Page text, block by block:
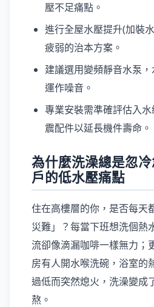
壓不足痛點。
進行全屋水壓提升(加裝
疲弱的治本方案。
建議選用變頻靜音水泵
運作噪音。
專業安裝需準確評估入
震配件以延長機件壽命。
為什麼洗澡總是忽
戶的低水壓痛點
住在高樓層的你，是否每天
災難」？每當下班想洗個熱
流卻像滴漏咖啡一樣無力；
房有人開水喉洗碗，浴室的
過低而突然熄火，洗澡變成
熬。